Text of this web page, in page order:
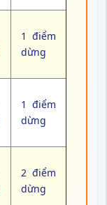
1 điểm
dừng
1 điểm
dừng
2 điểm
dừng